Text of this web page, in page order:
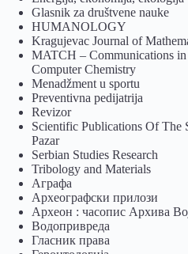
Glasnik za društvene nauke
HUMANOLOGY
Kragujevac Journal of
MATCH – Communications
Computer Chemistry
Menadžment u sportu
Preventivna pedijatrija
Revizor
Scientific Publications Of The
Pazar
Serbian Studies Research
Tribology and Materials
Аграфа
Археографски прилози
Археон : часопис Архива
Водопривреда
Гласник права